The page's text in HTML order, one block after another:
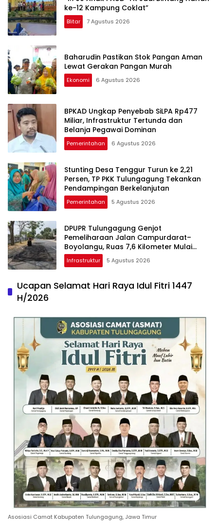
ke-12 Kampung Coklat”
Blitar 7 Agustus 2026
Baharudin Pastikan Stok Pangan Aman
Lewat Gerakan Pangan Murah
Ekonomi 6 Agustus 2026
BPKAD Ungkap Penyebab SiLPA Rp477
Miliar, Infrastruktur Tertunda dan
Belanja Pegawai Dominan
Pemerintahan 6 Agustus 2026
Stunting Desa Tenggur Turun ke 2,21
Persen, TP PKK Tulungagung Tekankan
Pendampingan Berkelanjutan
Pemerintahan 5 Agustus 2026
DPUPR Tulungagung Genjot
Pemeliharaan Jalan Campurdarat–
Boyolangu, Ruas 7,6 Kilometer Mulai
Diperbaiki
Infrastruktur 5 Agustus 2026
Ucapan Selamat Hari Raya Idul Fitri 1447
H/2026
Asosiasi Camat Kabupaten Tulungagung, Jawa Timur